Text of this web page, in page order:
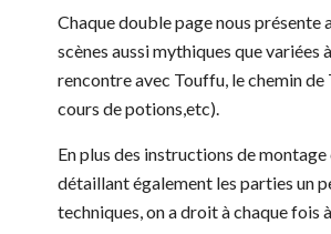
Chaque double page nous présente
scènes aussi mythiques que variées
rencontre avec Touffu, le chemin de
cours de potions,etc).
En plus des instructions de montage
détaillant également les parties un
techniques, on a droit à chaque fois